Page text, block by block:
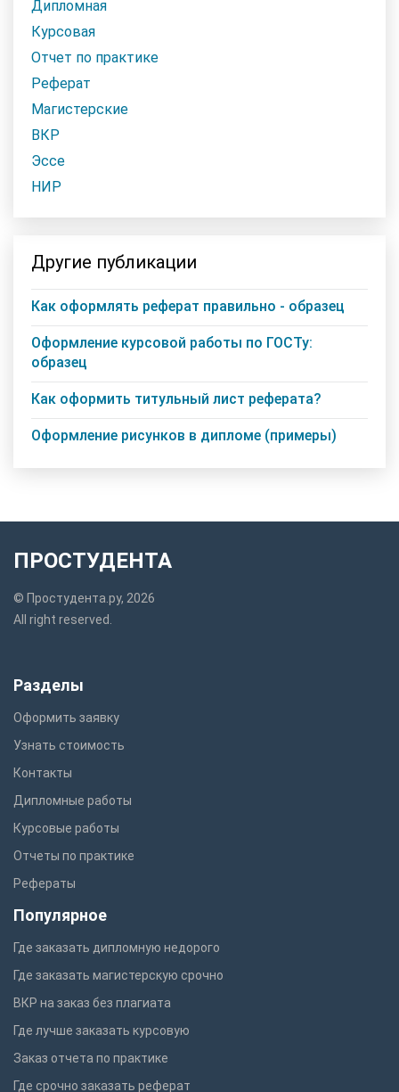
Дипломная
Курсовая
Отчет по практике
Реферат
Магистерские
ВКР
Эссе
НИР
Другие публикации
Как оформлять реферат правильно - образец
Оформление курсовой работы по ГОСТу:
образец
Как оформить титульный лист реферата?
Оформление рисунков в дипломе (примеры)
ПРОСТУДЕНТА
© Простудента.ру, 2026
All right reserved.
Разделы
Оформить заявку
Узнать стоимость
Контакты
Дипломные работы
Курсовые работы
Отчеты по практике
Рефераты
Популярное
Где заказать дипломную недорого
Где заказать магистерскую срочно
ВКР на заказ без плагиата
Где лучше заказать курсовую
Заказ отчета по практике
Где срочно заказать реферат